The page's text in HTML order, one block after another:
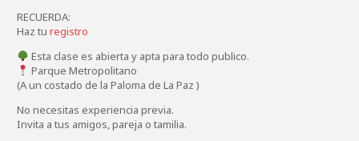
RECUERDA:
Haz tu registro
Esta clase es abierta y apta para todo publico.
Parque Metropolitano
(A un costado de la Paloma de La Paz )
No necesitas experiencia previa.
Invita a tus amigos, pareja o tamilia.